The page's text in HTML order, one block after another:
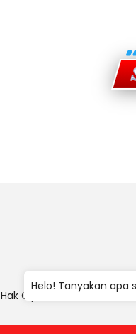
Hak Cipta Penafian
Helo! Tanyakan apa